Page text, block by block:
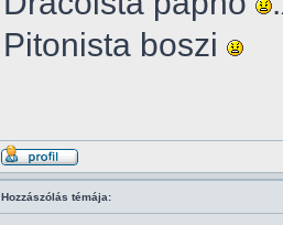
Pitonista boszi
Hozzászólás témája: